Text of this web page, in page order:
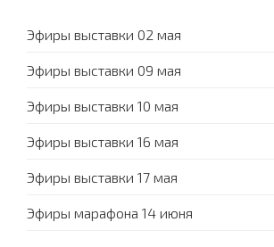
Эфиры выставки 02 мая
Эфиры выставки 09 мая
Эфиры выставки 10 мая
Эфиры выставки 16 мая
Эфиры выставки 17 мая
Эфиры марафона 14 июня